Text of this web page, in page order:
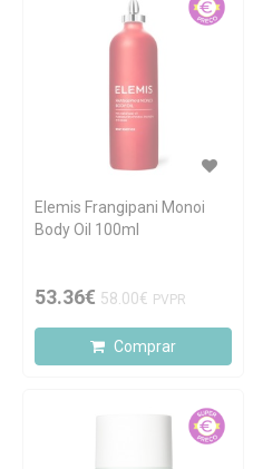
Elemis Frangipani Monoi
Body Oil 100ml
53.36€ 58.00€ PVPR
Comprar